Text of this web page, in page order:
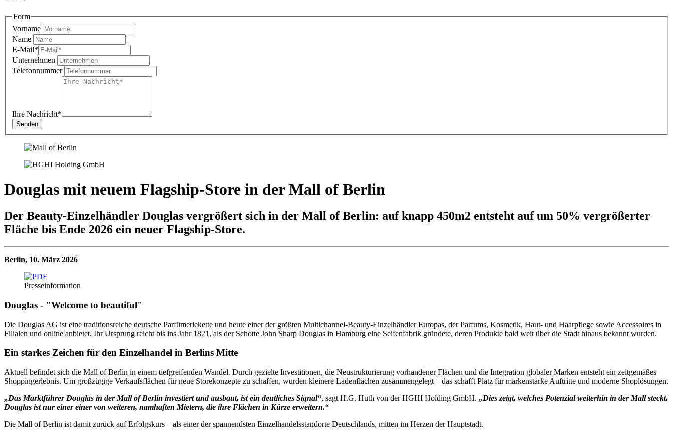
Form
Vorname
Name
E-Mail*
Unternehmen
Telefonnummer
Ihre Nachricht*
Douglas mit neuem Flagship-Store in der Mall of Berlin
Der Beauty-Einzelhändler Douglas vergrößert sich in der Mall of Berlin: auf knapp 450m2 entsteht auf um 50% vergrößerter
Fläche bis Ende 2026 ein neuer Flagship-Store.
Berlin, 10. März 2026
Presseinformation
Douglas - "Welcome to beautiful"
Die Douglas AG ist eine traditionsreiche deutsche Parfümeriekette und heute einer der größten Multichannel-Beauty-Einzelhändler Europas, der Parfums, Kosmetik, Haut- und Haarpflege sowie Accessoires in
Filialen und online anbietet. Ihr Ursprung reicht bis ins Jahr 1821, als der Schotte John Sharp Douglas in Hamburg eine Seifenfabrik gründete, deren Produkte bald weit über die Stadt hinaus bekannt wurden.
Ein starkes Zeichen für den Einzelhandel in Berlins Mitte
Aktuell befindet sich die Mall of Berlin in einem tiefgreifenden Wandel. Durch gezielte Investitionen, die Neustrukturierung vorhandener Flächen und die Integration globaler Marken entsteht ein zeitgemäßes
Shoppingerlebnis. Um großzügige Verkaufsflächen für neue Storekonzepte zu schaffen, wurden kleinere Ladenflächen zusammengelegt – das schafft Platz für markenstarke Auftritte und moderne Shoplösungen.
„Das Marktführer Douglas in der Mall of Berlin investiert und ausbaut, ist ein deutliches Signal“, sagt H.G. Huth von der HGHI Holding GmbH. „Dies zeigt, welches Potenzial weiterhin in der Mall steckt.
Douglas ist nur einer einer von weiteren, namhaften Mietern, die ihre Flächen in Kürze erweitern.“
Die Mall of Berlin ist damit zurück auf Erfolgskurs – als einer der spannendsten Einzelhandelsstandorte Deutschlands, mitten im Herzen der Hauptstadt.